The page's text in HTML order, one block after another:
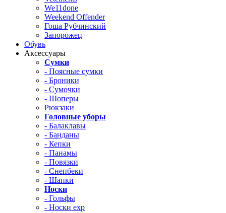
We11done
Weekend Offender
Гоша Рубчинский
Запорожец
Обувь
Аксессуары
Сумки
- Поясные сумки
- Броники
- Сумочки
- Шоперы
Рюкзаки
Головные уборы
- Балаклавы
- Банданы
- Кепки
- Панамы
- Повязки
- Снепбеки
- Шапки
Носки
- Гольфы
- Носки exp